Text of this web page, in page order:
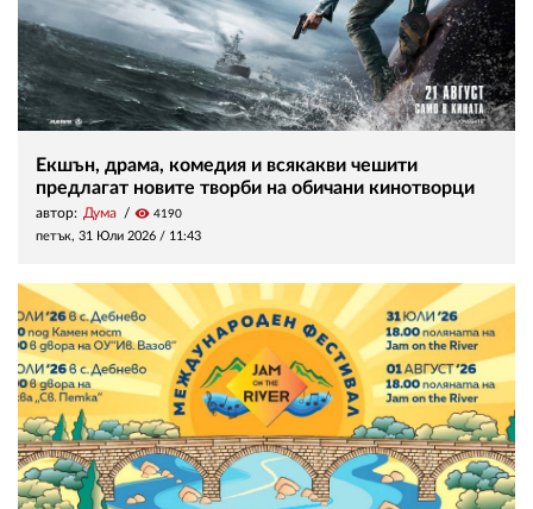
Екшън, драма, комедия и всякакви чешити
предлагат новите творби на обичани кинотворци
автор: Дума visibility 4190
петък, 31 Юли 2026 / 11:43